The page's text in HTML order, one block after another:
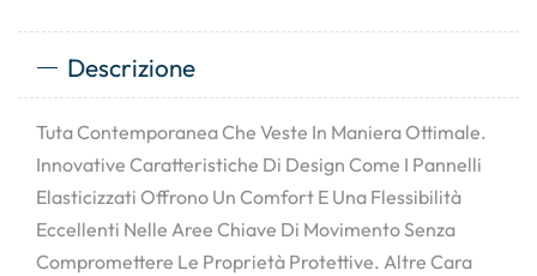
Descrizione
Tuta Contemporanea Che Veste In Maniera Ottimale.
Innovative Caratteristiche Di Design Come I Pannelli
Elasticizzati Offrono Un Comfort E Una Flessibilità
Eccellenti Nelle Aree Chiave Di Movimento Senza
Compromettere Le Proprietà Protettive. Altre Cara